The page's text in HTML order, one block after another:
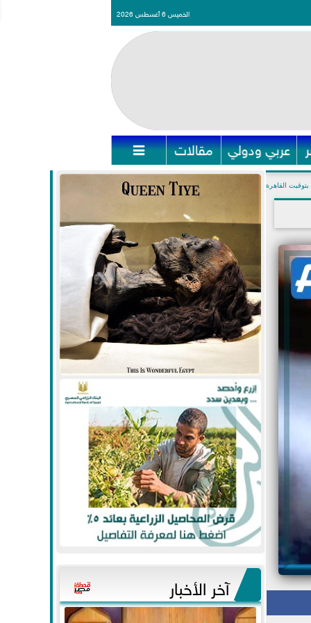
الخميس 6 أغسطس 2026
عربي ودولي مقالات 
بتوقيت القاهرة
آخر الأخبار